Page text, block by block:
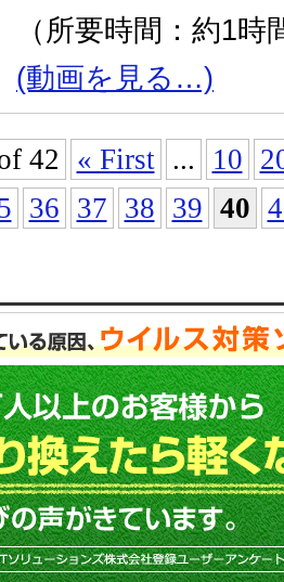
（所要時間：約1時
(動画を見る…)
42 « First ... 10
36 37 38 39 40